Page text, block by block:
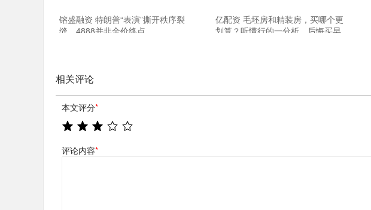
镕盛融资 特朗普“表演”撕开秩序裂
缝，4888并非金价终点
亿配资 毛坯房和精装房，买哪个更
划算？听懂行的一分析，后悔买早
相关评论
本文评分*
评论内容*